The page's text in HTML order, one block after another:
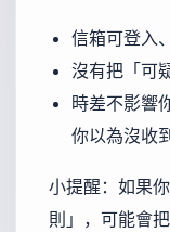
信箱可登入
沒有把「可
時差不影響
你以為沒收到
小提醒：如果
則」，可能會